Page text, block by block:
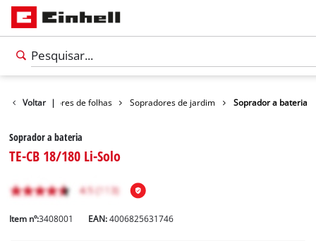
Voltar |
e sopradores de folhas Sopradores de jardim Soprador a bateria
Soprador a bateria
TE-CB 18/180 Li-Solo
Item nº:3408001 EAN:4006825631746